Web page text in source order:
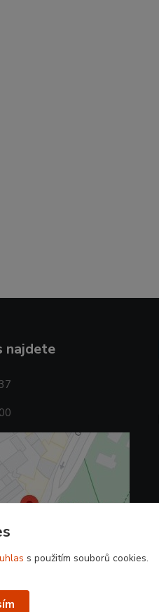
najdete
s použitím souborů cookies.